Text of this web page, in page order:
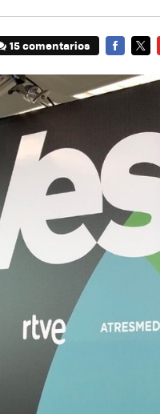
15 comentarios